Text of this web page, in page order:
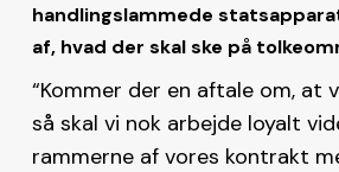
handlingslammede
af, hvad der skal ske på
“Kommer der en aftale om, at
så skal vi nok arbejde loyalt
rammerne af vores kontrakt